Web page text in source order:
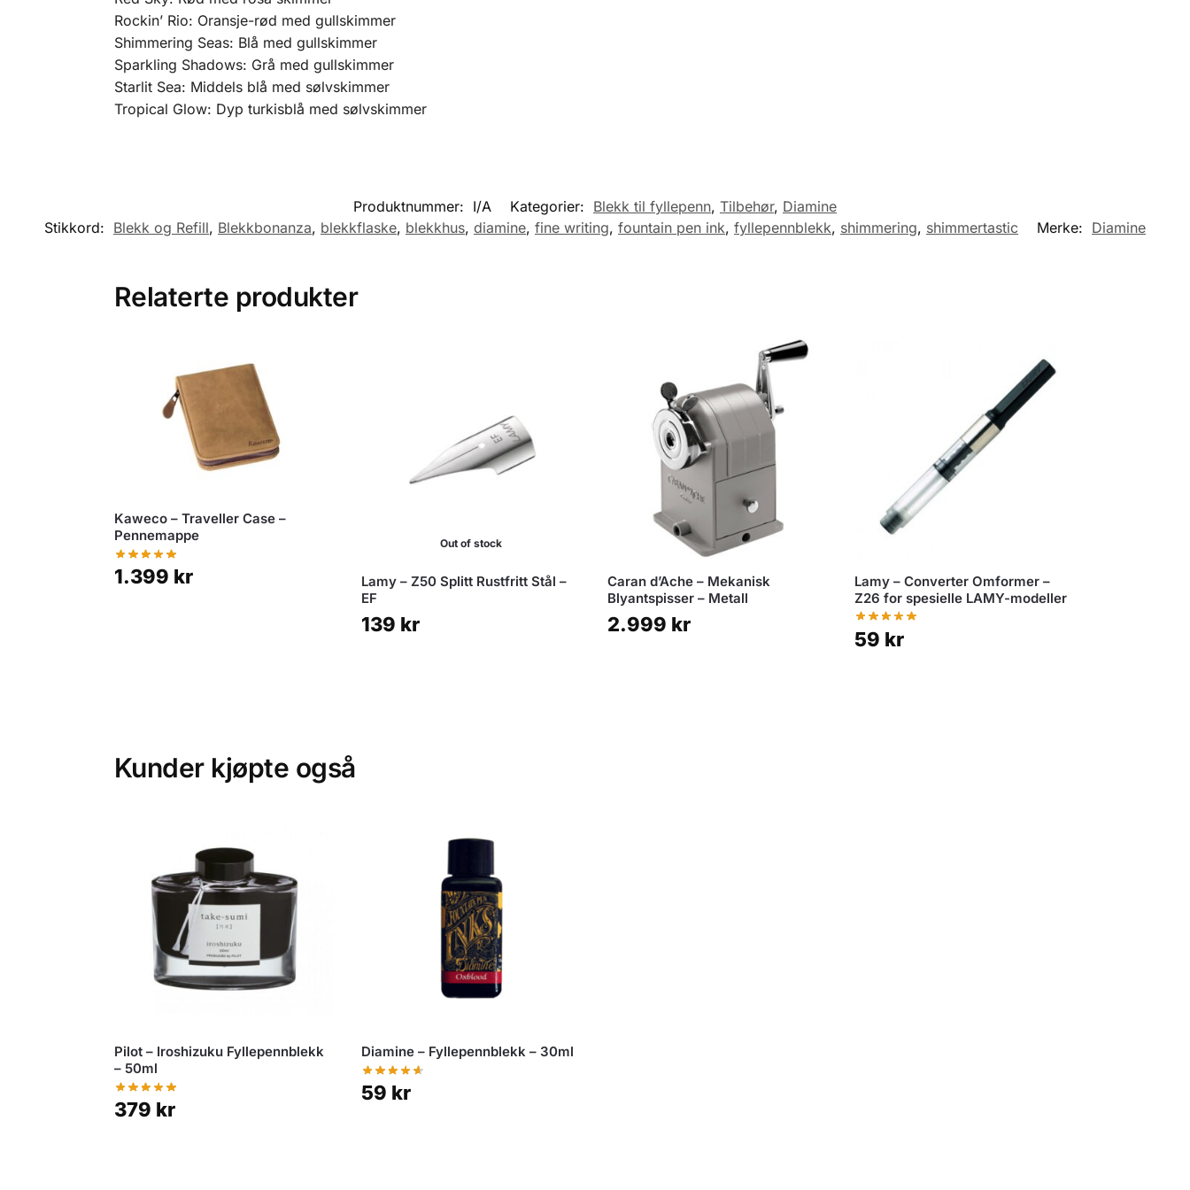
Rockin’ Rio: Oransje-rød med gullskimmer
Shimmering Seas: Blå med gullskimmer
Sparkling Shadows: Grå med gullskimmer
Starlit Sea: Middels blå med sølvskimmer
Tropical Glow: Dyp turkisblå med sølvskimmer
Produktnummer: I/A Kategorier: Blekk til fyllepenn, Tilbehør, Diamine
Stikkord: Blekk og Refill, Blekkbonanza, blekkflaske, blekkhus, diamine, fine writing, fountain pen ink, fyllepennblekk, shimmering, shimmertastic Merke: Diamine
Relaterte produkter
Kaweco – Traveller Case –
Pennemappe
1.399 kr
Out of stock
Lamy – Z50 Splitt Rustfritt Stål –
EF
139 kr
Caran d’Ache – Mekanisk
Blyantspisser – Metall
2.999 kr
Lamy – Converter Omformer –
Z26 for spesielle LAMY-modeller
59 kr
Kunder kjøpte også
Pilot – Iroshizuku Fyllepennblekk
– 50ml
379 kr
Diamine – Fyllepennblekk – 30ml
59 kr